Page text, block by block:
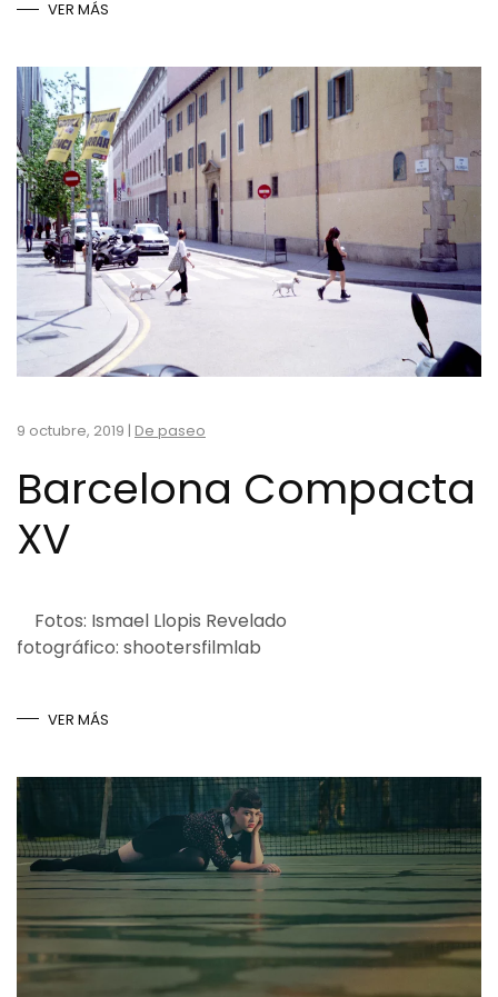
VER MÁS
9 octubre, 2019 | De paseo
Barcelona Compacta
XV
Fotos: Ismael Llopis Revelado
fotográfico: shootersfilmlab
VER MÁS